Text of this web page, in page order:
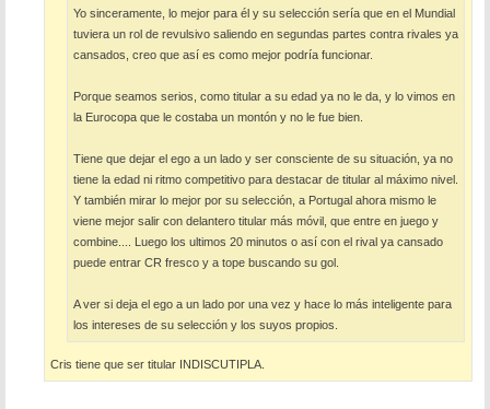
Yo sinceramente, lo mejor para él y su selección sería que en el Mundial
tuviera un rol de revulsivo saliendo en segundas partes contra rivales ya
cansados, creo que así es como mejor podría funcionar.
Porque seamos serios, como titular a su edad ya no le da, y lo vimos en
la Eurocopa que le costaba un montón y no le fue bien.
Tiene que dejar el ego a un lado y ser consciente de su situación, ya no
tiene la edad ni ritmo competitivo para destacar de titular al máximo nivel.
Y también mirar lo mejor por su selección, a Portugal ahora mismo le
viene mejor salir con delantero titular más móvil, que entre en juego y
combine.... Luego los ultimos 20 minutos o así con el rival ya cansado
puede entrar CR fresco y a tope buscando su gol.
A ver si deja el ego a un lado por una vez y hace lo más inteligente para
los intereses de su selección y los suyos propios.
Cris tiene que ser titular INDISCUTIPLA.